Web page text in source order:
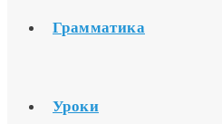
Грамматика
Уроки